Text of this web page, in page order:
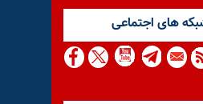
هاى اجتماعى